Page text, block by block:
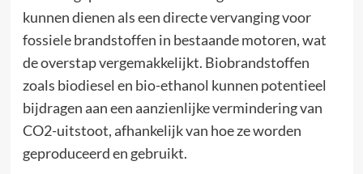
kunnen dienen als een directe vervanging voor
fossiele brandstoffen in bestaande motoren, wat
de overstap vergemakkelijkt. Biobrandstoffen
zoals biodiesel en bio-ethanol kunnen potentieel
bijdragen aan een aanzienlijke vermindering van
CO2-uitstoot, afhankelijk van hoe ze worden
geproduceerd en gebruikt.